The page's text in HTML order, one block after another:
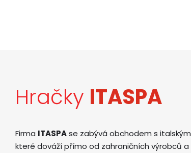
Hračky ITASPA
Firma ITASPAse zabývá obchodem s
které dováží přímo od zahraničních výrobců